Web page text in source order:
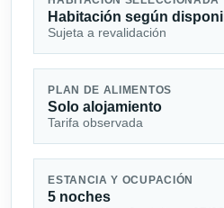
Habitación según
Sujeta a revalidación
PLAN DE ALIMENTOS
Solo alojamiento
Tarifa observada
ESTANCIA Y OCUPACIÓN
5 noches